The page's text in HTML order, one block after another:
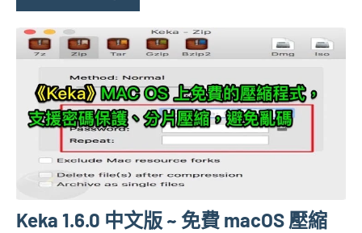
Keka 1.6.0 中文版 ~ 免費 macOS 壓縮